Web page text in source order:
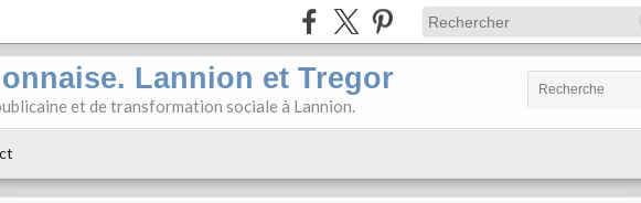
Lannion et Tregor
et de transformation sociale à Lannion.